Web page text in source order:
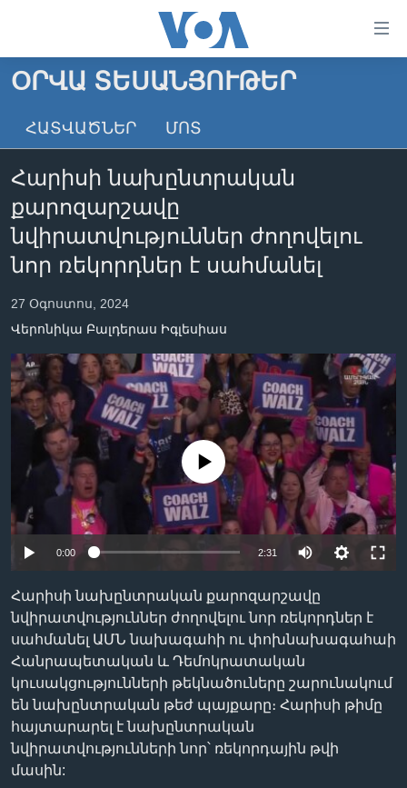
անցնել
հիմնական
անցնել
բովանդակությանը
հիմնական
բովանդակություն
ԳԼԽԱՎՈՐ ԷՋ
ԼՈՒՐԵՐ
ՏԵՍԱՆՅՈՒԹԵՐ
ՖԻԼՄԵՐ
ՖԻԼՄԵՐ
ՄԵՐ ՄԱՍԻՆ
«ԱՄԵՐԻԿԱՅԻ ՁԱՅՆ»-Ի ԿԱՆՈՆԱԴՐՈՒԹՅՈՒՆ
ԿԱՊ ՄԵԶ ՀԵՏ
Learning English
ՀԵՏԵՒԵՔ ՄԵԶ
Լեզուներ
ՕՐՎԱ ՏԵՍԱՆՅՈՒԹԵՐ
ՀԱՏՎԱԾՆԵՐ ՄՈՏ
Հարիսի նախընտրական
քարոզարշավը
նվիրատվություններ ժողովելու
նոր ռեկորդներ է սահմանել
27 Օգոստոս, 2024
Վերոնիկա Բալդերաս Իգլեսիաս
No media source currently available
0:00 2:31
Հարիսի նախընտրական քարոզարշավը
նվիրատվություններ ժողովելու նոր ռեկորդներ է
սահմանել ԱՄՆ նախագահի ու փոխնախագահաի
Հանրապետական և Դեմոկրատական
կուսակցությունների թեկնածուները շարունակում
են նախընտրական թեժ պայքարը։ Հարիսի թիմը
հայտարարել է նախընտրական
նվիրատվությունների նոր՝ ռեկորդային թվի
մասին: